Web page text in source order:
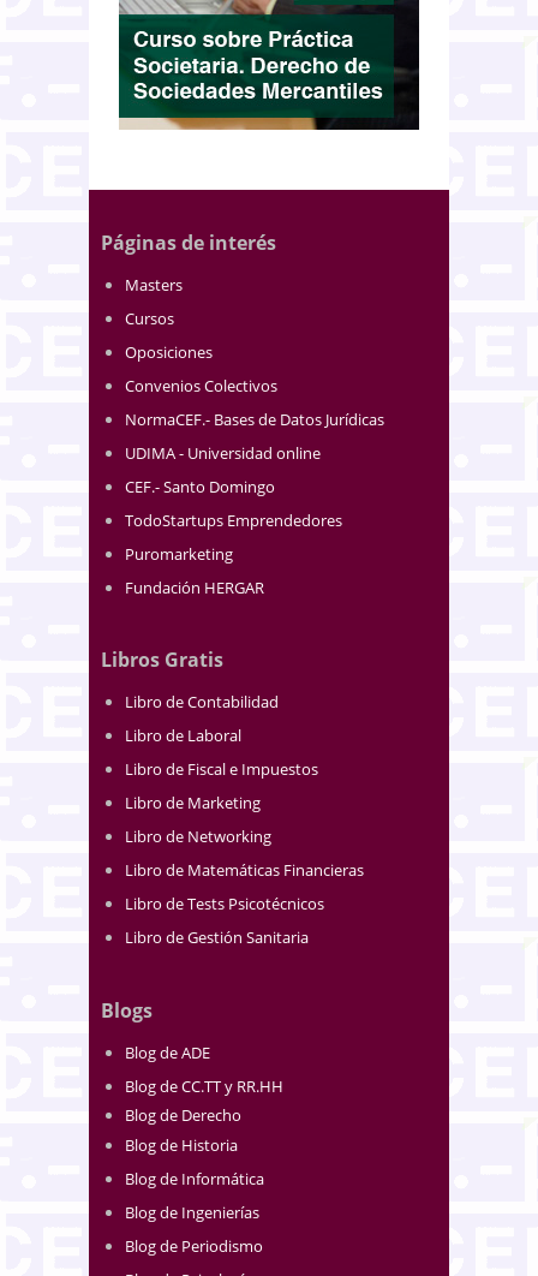
Páginas de interés
Masters
Cursos
Oposiciones
Convenios Colectivos
NormaCEF.- Bases de Datos Jurídicas
UDIMA - Universidad online
CEF.- Santo Domingo
TodoStartups Emprendedores
Puromarketing
Fundación HERGAR
Libros Gratis
Libro de Contabilidad
Libro de Laboral
Libro de Fiscal e Impuestos
Libro de Marketing
Libro de Networking
Libro de Matemáticas Financieras
Libro de Tests Psicotécnicos
Libro de Gestión Sanitaria
Blogs
Blog de ADE
Blog de CC.TT y RR.HH
Blog de Derecho
Blog de Historia
Blog de Informática
Blog de Ingenierías
Blog de Periodismo